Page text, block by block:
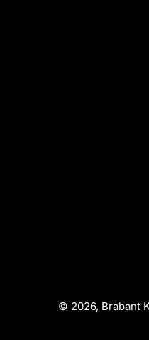
© 2026, Brabant